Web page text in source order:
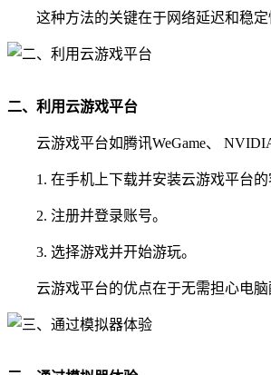
这种方法的关键在于网络延迟和稳
二、利用云游戏平台
云游戏平台如腾讯WeGame、
1. 在手机上下载并安装云游戏平台的
2. 注册并登录账号。
3. 选择游戏并开始游玩。
云游戏平台的优点在于无需担心电